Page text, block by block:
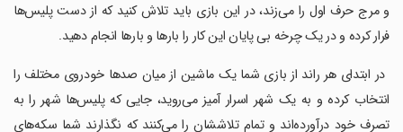
و مرج حرف اول را می‌زند، در این بازی باید تلاش کنید که از دست پلیس‌ها
فرار کرده و در یک چرخه بی پایان این کار را بارها و بارها انجام دهید.
‏ در ابتدای هر راند از بازی شما یک ماشین از میان صدها خودروی مختلف را
انتخاب کرده و به یک شهر اسرار آمیز می‌روید، جایی که پلیس‌ها شهر را به
تصرف خود درآورده‌اند و تمام تلاششان را می‌کنند که نگذارند شما سکه‌های